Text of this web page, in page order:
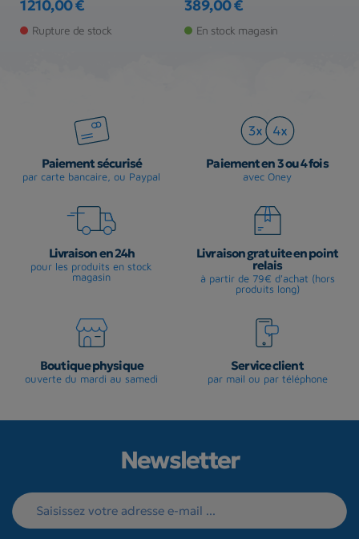
Prix
1 210,00 €
Rupture de stock
Prix
389,00 €
En stock magasin
Paiement sécurisé
par carte bancaire, ou Paypal
Paiement en 3 ou 4 fois
avec Oney
Livraison en 24h
pour les produits en stock
magasin
Livraison gratuite en point
relais
à partir de 79€ d'achat (hors
produits long)
Boutique physique
ouverte du mardi au samedi
Service client
par mail ou par téléphone
Newsletter